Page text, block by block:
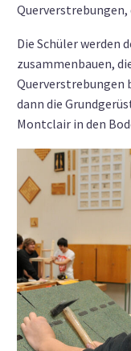
Die Schüler werden
zusammenbauen,
Querverstrebungen
dann die
Montclair in den